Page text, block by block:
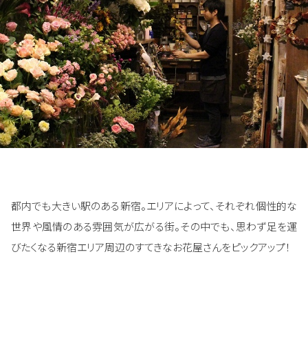
都内でも大きい駅のある新宿。エリアによって、それぞれ個性的な
世界や風情のある雰囲気が広がる街。その中でも、思わず足を運
びたくなる新宿エリア周辺のすてきなお花屋さんをピックアップ！